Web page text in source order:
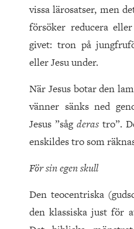
vissa lärosatser, men
försöker reducera
givet: tron på
eller Jesu under.
När Jesus botar den
vänner sänks ned
Jesus ”såg deras tro”.
enskildes tro som
För sin egen skull
Den teocentriska
den klassiska just för